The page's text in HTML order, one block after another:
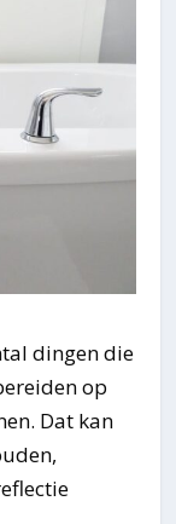
dingen die
op
Dat kan